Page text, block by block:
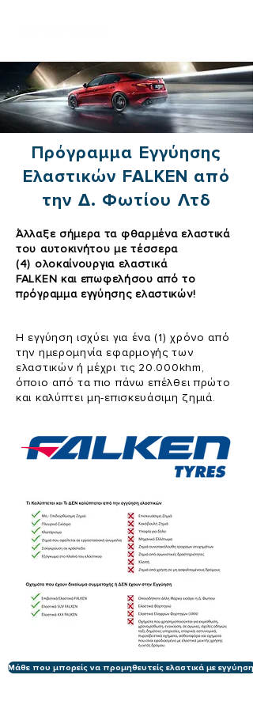
Πρόγραμμα Εγγύησης
Ελαστικών FALKEN από
την Δ. Φωτίου Λτδ
Άλλαξε σήμερα τα φθαρμένα ελαστικά
του αυτοκινήτου με τέσσερα
(4) ολοκαίνουργιαελαστικά
FALKEN και επωφελήσου από το
πρόγραμμα εγγύησης ελαστικών!
Η εγγύηση ισχύει για ένα (1) χρόνο από
την ημερομηνία εφαρμογής των
ελαστικών ή μέχρι τις 20.000khm,
όποιο από τα πιο πάνω επέλθει πρώτο
και καλύπτει μη-επισκευάσιμη ζημιά.
Μάθε που μπορείς να προμηθευτείς ελαστικά με εγγύηση!